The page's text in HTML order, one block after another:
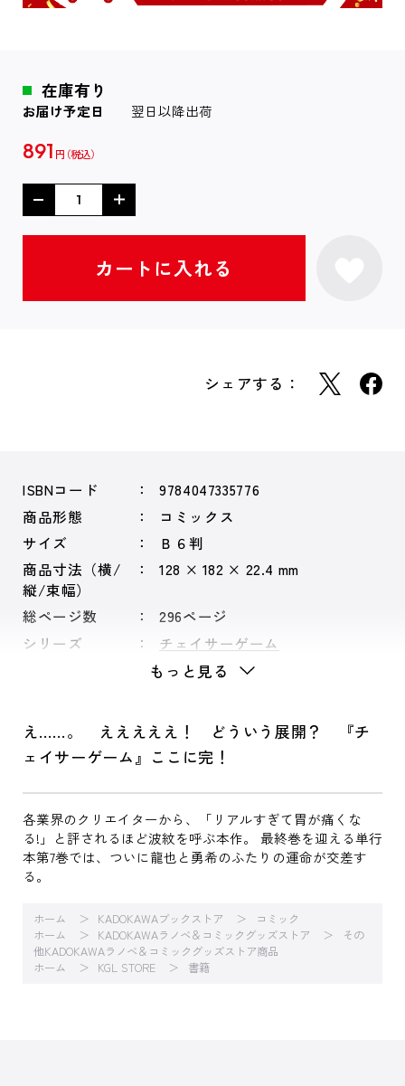
在庫有り
お届け予定日 翌日以降出荷
891 円
シェアする：
ISBNコード
9784047335776
商品形態
コミックス
サイズ
Ｂ６判
商品寸法（横/
縦/束幅）
128 × 182 × 22.4 mm
総ページ数
296ページ
シリーズ
チェイサーゲーム
もっと見る
え……。 えええええ！ どういう展開？ 『チ
ェイサーゲーム』ここに完！
各業界のクリエイターから、「リアルすぎて胃が痛くな
る!」と評されるほど波紋を呼ぶ本作。 最終巻を迎える単行
本第7巻では、ついに龍也と勇希のふたりの運命が交差す
る。
ホーム KADOKAWAブックストア
コミック
ホーム
KADOKAWAラノベ＆コミックグッズストア
その
他KADOKAWAラノベ＆コミックグッズストア商品
ホーム
KGL STORE 書籍